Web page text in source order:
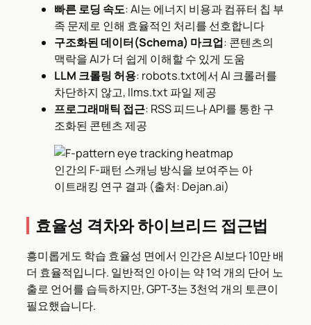
빠른 로딩 속도: AI는 에너지 비용과 컴퓨터 칩 부
족 문제로 인해 효율적인 처리를 선호합니다
구조화된 데이터(Schema) 마크업: 콘텐츠의
맥락을 AI가 더 쉽게 이해할 수 있게 도움
LLM 크롤링 허용: robots.txt에서 AI 크롤러를
차단하지 않고, llms.txt 파일 제공
프로그래매틱 접근: RSS 피드나 API를 통한 구
조화된 콘텐츠 제공
인간의 F-패턴 스캐닝 방식을 보여주는 아
이트래킹 연구 결과 (출처: Dejan.ai)
효율성 격차와 하이브리드 접근법
흥미롭게도 학습 효율성 면에서 인간은 AI보다 10만 배
더 효율적입니다. 일반적인 아이는 약 1억 개의 단어 노
출로 언어를 습득하지만, GPT-3는 3천억 개의 토큰이
필요했습니다.